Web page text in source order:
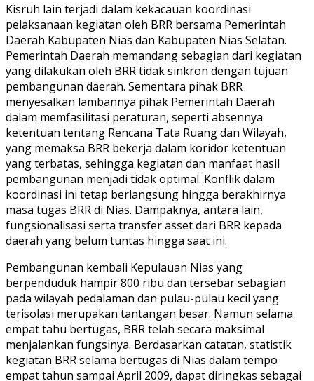
Kisruh lain terjadi dalam kekacauan koordinasi
pelaksanaan kegiatan oleh BRR bersama Pemerintah
Daerah Kabupaten Nias dan Kabupaten Nias Selatan.
Pemerintah Daerah memandang sebagian dari kegiatan
yang dilakukan oleh BRR tidak sinkron dengan tujuan
pembangunan daerah. Sementara pihak BRR
menyesalkan lambannya pihak Pemerintah Daerah
dalam memfasilitasi peraturan, seperti absennya
ketentuan tentang Rencana Tata Ruang dan Wilayah,
yang memaksa BRR bekerja dalam koridor ketentuan
yang terbatas, sehingga kegiatan dan manfaat hasil
pembangunan menjadi tidak optimal. Konflik dalam
koordinasi ini tetap berlangsung hingga berakhirnya
masa tugas BRR di Nias. Dampaknya, antara lain,
fungsionalisasi serta transfer asset dari BRR kepada
daerah yang belum tuntas hingga saat ini.
Pembangunan kembali Kepulauan Nias yang
berpenduduk hampir 800 ribu dan tersebar sebagian
pada wilayah pedalaman dan pulau-pulau kecil yang
terisolasi merupakan tantangan besar. Namun selama
empat tahu bertugas, BRR telah secara maksimal
menjalankan fungsinya. Berdasarkan catatan, statistik
kegiatan BRR selama bertugas di Nias dalam tempo
empat tahun sampai April 2009, dapat diringkas sebagai